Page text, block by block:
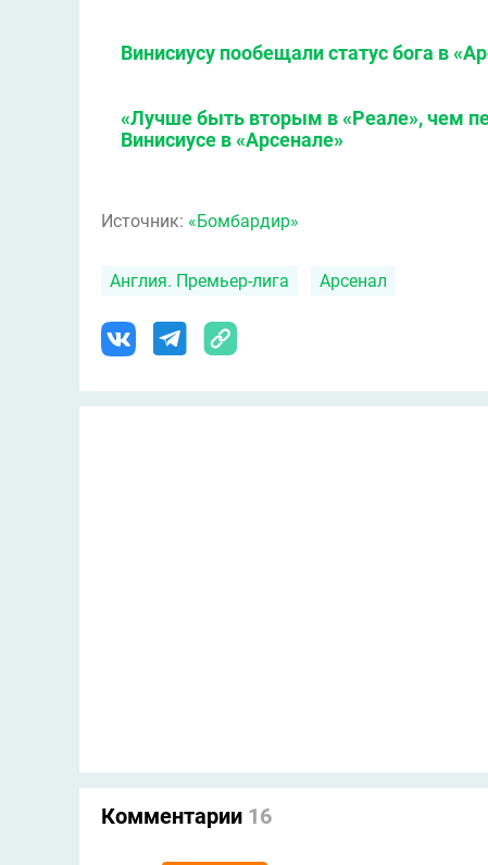
Винисиусу пообещали статус бога в
«Лучше быть вторым в «Реале», чем
Винисиусе в «Арсенале»
Источник: «Бомбардир»
Англия. Премьер-лига Арсенал
Комментарии 16